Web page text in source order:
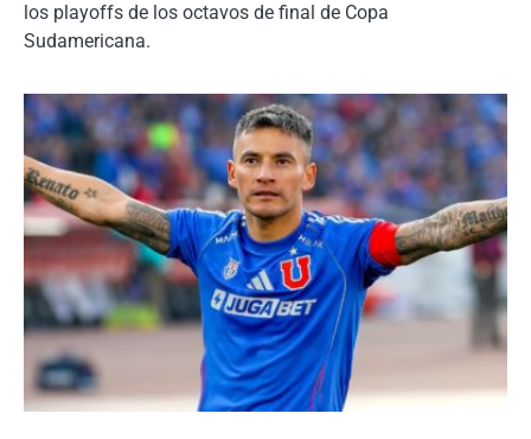
los playoffs de los octavos de final de Copa
Sudamericana.